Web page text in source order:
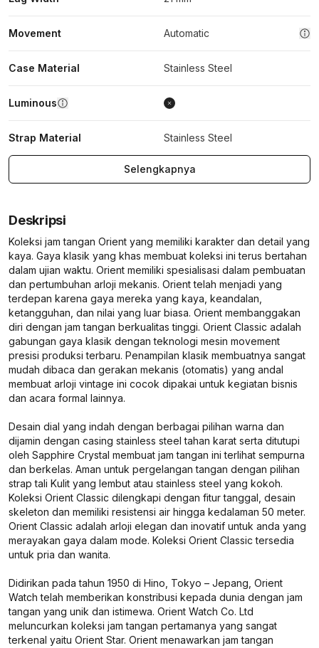
Movement Automatic
Case Material Stainless Steel
Luminous
Strap Material Stainless Steel
Selengkapnya
Deskripsi
Koleksi jam tangan Orient yang memiliki karakter dan detail yang
kaya. Gaya klasik yang khas membuat koleksi ini terus bertahan
dalam ujian waktu. Orient memiliki spesialisasi dalam pembuatan
dan pertumbuhan arloji mekanis. Orient telah menjadi yang
terdepan karena gaya mereka yang kaya, keandalan,
ketangguhan, dan nilai yang luar biasa. Orient membanggakan
diri dengan jam tangan berkualitas tinggi. Orient Classic adalah
gabungan gaya klasik dengan teknologi mesin movement
presisi produksi terbaru. Penampilan klasik membuatnya sangat
mudah dibaca dan gerakan mekanis (otomatis) yang andal
membuat arloji vintage ini cocok dipakai untuk kegiatan bisnis
dan acara formal lainnya.
Desain dial yang indah dengan berbagai pilihan warna dan
dijamin dengan casing stainless steel tahan karat serta ditutupi
oleh Sapphire Crystal membuat jam tangan ini terlihat sempurna
dan berkelas. Aman untuk pergelangan tangan dengan pilihan
strap tali Kulit yang lembut atau stainless steel yang kokoh.
Koleksi Orient Classic dilengkapi dengan fitur tanggal, desain
skeleton dan memiliki resistensi air hingga kedalaman 50 meter.
Orient Classic adalah arloji elegan dan inovatif untuk anda yang
merayakan gaya dalam mode. Koleksi Orient Classic tersedia
untuk pria dan wanita.
Didirikan pada tahun 1950 di Hino, Tokyo – Jepang, Orient
Watch telah memberikan konstribusi kepada dunia dengan jam
tangan yang unik dan istimewa. Orient Watch Co. Ltd
meluncurkan koleksi jam tangan pertamanya yang sangat
terkenal yaitu Orient Star. Orient menawarkan jam tangan